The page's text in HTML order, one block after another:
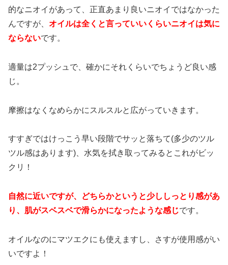
的なニオイがあって、正直あまり良いニオイではなかった
んですが、 オイルは全くと言っていいくらいニオイは気に
ならないです。
適量は2プッシュで、確かにそれくらいでちょうど良い感
じ。
摩擦はなくなめらかにスルスルと広がっていきます。
すすぎではけっこう早い段階でサッと落ちて(多少のツル
ツル感はあります)、水気を拭き取ってみるとこれがビッ
クリ！
自然に近いですが、どちらかというと少ししっとり感があ
り、肌がスベスベで滑らかになったような感じです。
オイルなのにマツエクにも使えますし、さすが使用感がい
いですよ！